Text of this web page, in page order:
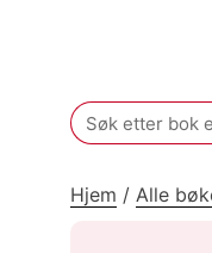
Search
for:
Hjem / Alle